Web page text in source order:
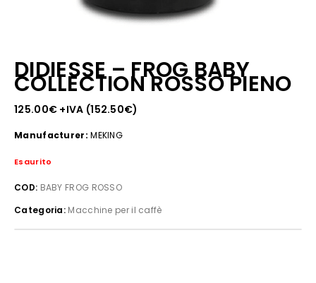
DIDIESSE – FROG BABY
COLLECTION ROSSO PIENO
125.00€ +IVA (152.50€)
Manufacturer: MEKING
Esaurito
COD: BABY FROG ROSSO
Categoria: Macchine per il caffè